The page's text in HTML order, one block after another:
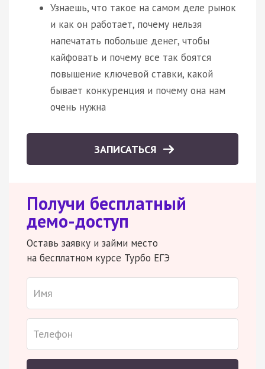
Узнаешь, что такое на самом деле рынок
и как он работает, почему нельзя
напечатать побольше денег, чтобы
кайфовать и почему все так боятся
повышение ключевой ставки, какой
бывает конкуренция и почему она нам
очень нужна
ЗАПИСАТЬСЯ
Получи бесплатный
демо-доступ
Оставь заявку и займи место
на бесплатном курсе Турбо ЕГЭ